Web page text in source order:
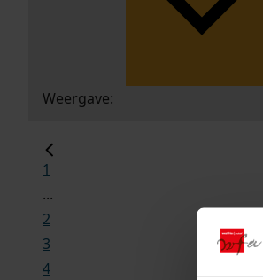
Weergave:
1
...
2
3
4